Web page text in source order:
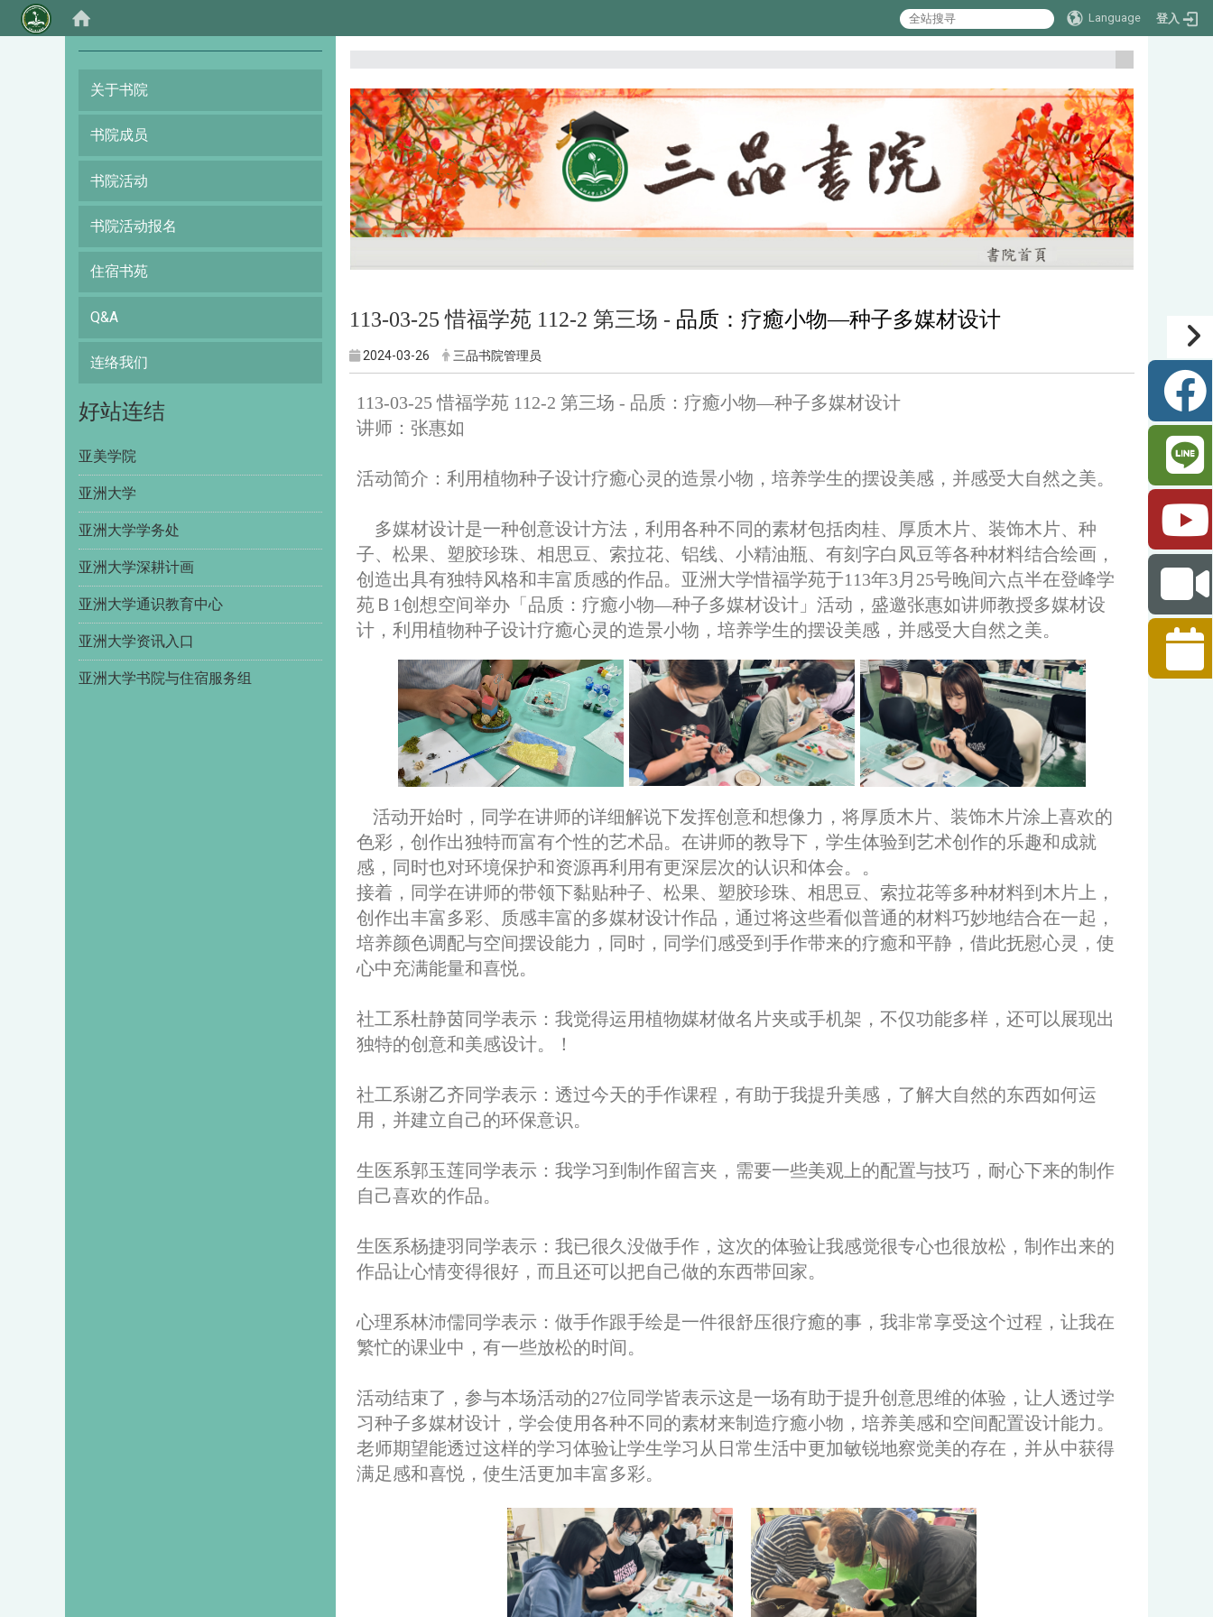
Language 登入
:::
关于书院
书院成员
书院活动
书院活动报名
住宿书苑
Q&A
连络我们
好站连结
亚美学院
亚洲大学
亚洲大学学务处
亚洲大学深耕计画
亚洲大学通识教育中心
亚洲大学资讯入口
亚洲大学书院与住宿服务组
113-03-25 惜福学苑 112-2 第三场 - 品质：疗癒小物—种子多媒材设计
2024-03-26 三品书院管理员
113-03-25 惜福学苑 112-2 第三场 - 品质：疗癒小物—种子多媒材设计
讲师：张惠如
活动简介： 利用植物种子设计疗癒心灵的造景小物，培养学生的摆设美感，并感受大自然之美。
多媒材设计是一种创意设计方法，利用各种不同的素材包括肉桂、厚质木片、装饰木片、种
子、松果、塑胶珍珠、相思豆、索拉花、铝线、小精油瓶、有刻字白凤豆等各种材料结合绘画，
创造出具有独特风格和丰富质感的作品。亚洲大学惜福学苑于113年3月25号晚间六点半在登峰学
苑Ｂ1创想空间举办「品质：疗癒小物—种子多媒材设计」活动，盛邀张惠如讲师教授多媒材设
计，利用植物种子设计疗癒心灵的造景小物，培养学生的摆设美感，并感受大自然之美。
活动开始时，同学在讲师的详细解说下发挥创意和想像力，将厚质木片、装饰木片涂上喜欢的
色彩，创作出独特而富有个性的艺术品。在讲师的教导下，学生体验到艺术创作的乐趣和成就
感，同时也对环境保护和资源再利用有更深层次的认识和体会。。
接着，同学在讲师的带领下黏贴种子、松果、塑胶珍珠、相思豆、索拉花等多种材料到木片上，
创作出丰富多彩、质感丰富的多媒材设计作品，通过将这些看似普通的材料巧妙地结合在一起，
培养颜色调配与空间摆设能力，同时，同学们感受到手作带来的疗癒和平静，借此抚慰心灵，使
心中充满能量和喜悦。
社工系杜静茵同学表示：我觉得运用植物媒材做名片夹或手机架，不仅功能多样，还可以展现出
独特的创意和美感设计。！
社工系谢乙齐同学表示：透过今天的手作课程，有助于我提升美感，了解大自然的东西如何运
用，并建立自己的环保意识。
生医系郭玉莲同学表示：我学习到制作留言夹，需要一些美观上的配置与技巧，耐心下来的制作
自己喜欢的作品。
生医系杨捷羽同学表示：我已很久没做手作，这次的体验让我感觉很专心也很放松，制作出来的
作品让心情变得很好，而且还可以把自己做的东西带回家。
心理系林沛儒同学表示：做手作跟手绘是一件很舒压很疗癒的事，我非常享受这个过程，让我在
繁忙的课业中，有一些放松的时间。
活动结束了，参与本场活动的27位同学皆表示这是一场有助于提升创意思维的体验，让人透过学
习种子多媒材设计，学会使用各种不同的素材来制造疗癒小物，培养美感和空间配置设计能力。
老师期望能透过这样的学习体验让学生学习从日常生活中更加敏锐地察觉美的存在，并从中获得
满足感和喜悦，使生活更加丰富多彩。